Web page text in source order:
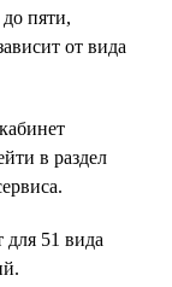
пяти,
от вида
в раздел
51 вида